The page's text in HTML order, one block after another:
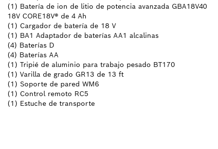
(1) Batería de ion de litio de potencia avanzada GBA18V40
18V CORE18V® de 4 Ah
(1) Cargador de batería de 18 V
(1) BA1 Adaptador de baterías AA1 alcalinas
(4) Baterías D
(4) Baterías AA
(1) Tripié de aluminio para trabajo pesado BT170
(1) Varilla de grado GR13 de 13 ft
(1) Soporte de pared WM6
(1) Control remoto RC5
(1) Estuche de transporte